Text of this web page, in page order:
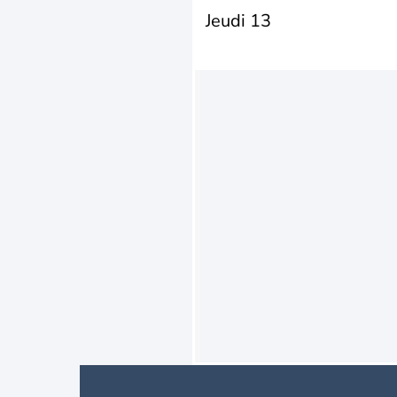
Jeudi 13